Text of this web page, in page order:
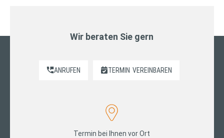
Wir beraten Sie gern
ANRUFEN TERMIN VEREINBAREN
Termin bei Ihnen vor Ort